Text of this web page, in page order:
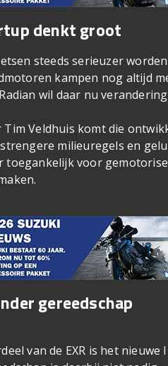
denkt groot
steeds serieuzer
kampen nog altijd
wil daar nu
Veldhuis komt die
milieuregels en
voor
gereedschap
van de EXR is het